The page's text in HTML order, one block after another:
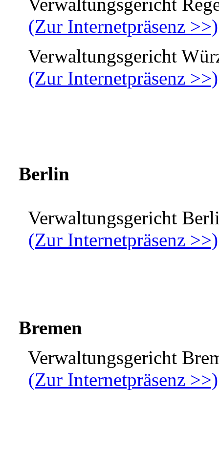
Verwaltungsgericht
(Zur Internetpräsenz >>)
Verwaltungsgericht
(Zur Internetpräsenz >>)
Berlin
Verwaltungsgericht
(Zur Internetpräsenz >>)
Bremen
Verwaltungsgericht
(Zur Internetpräsenz >>)